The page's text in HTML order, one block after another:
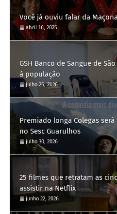
Você já ouviu falar da
abril 16, 2025
GSH Banco de Sangue de
à população
julho 26, 2026
Premiado longa Colegas
no Sesc Guarulhos
julho 30, 2026
25 filmes que retratam as
assistir na Netflix
junho 22, 2026